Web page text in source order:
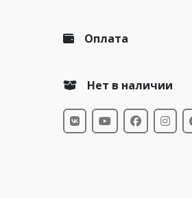
Оплата
Нет в наличии